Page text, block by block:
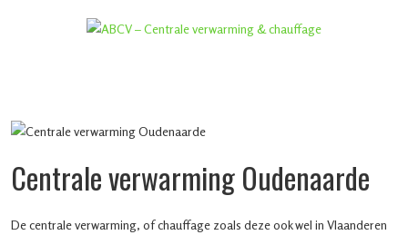
Centrale verwarming Oudenaarde
De centrale verwarming, of chauffage zoals deze ook wel in Vlaanderen